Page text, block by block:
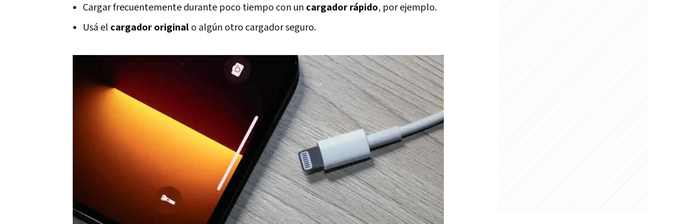
Cargar frecuentemente durante poco tiempo con un cargador rápido, por ejemplo.
Usá el cargador originalo algún otro cargador seguro.